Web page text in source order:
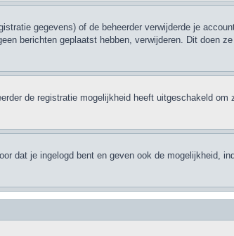
gegevens) of de beheerder verwijderde je
berichten geplaatst hebben, verwijderen. Dit doen
de registratie mogelijkheid heeft uitgeschakeld om
dat je ingelogd bent en geven ook de mogelijkheid,